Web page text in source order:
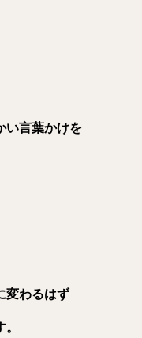
い言葉かけを
変わるはず